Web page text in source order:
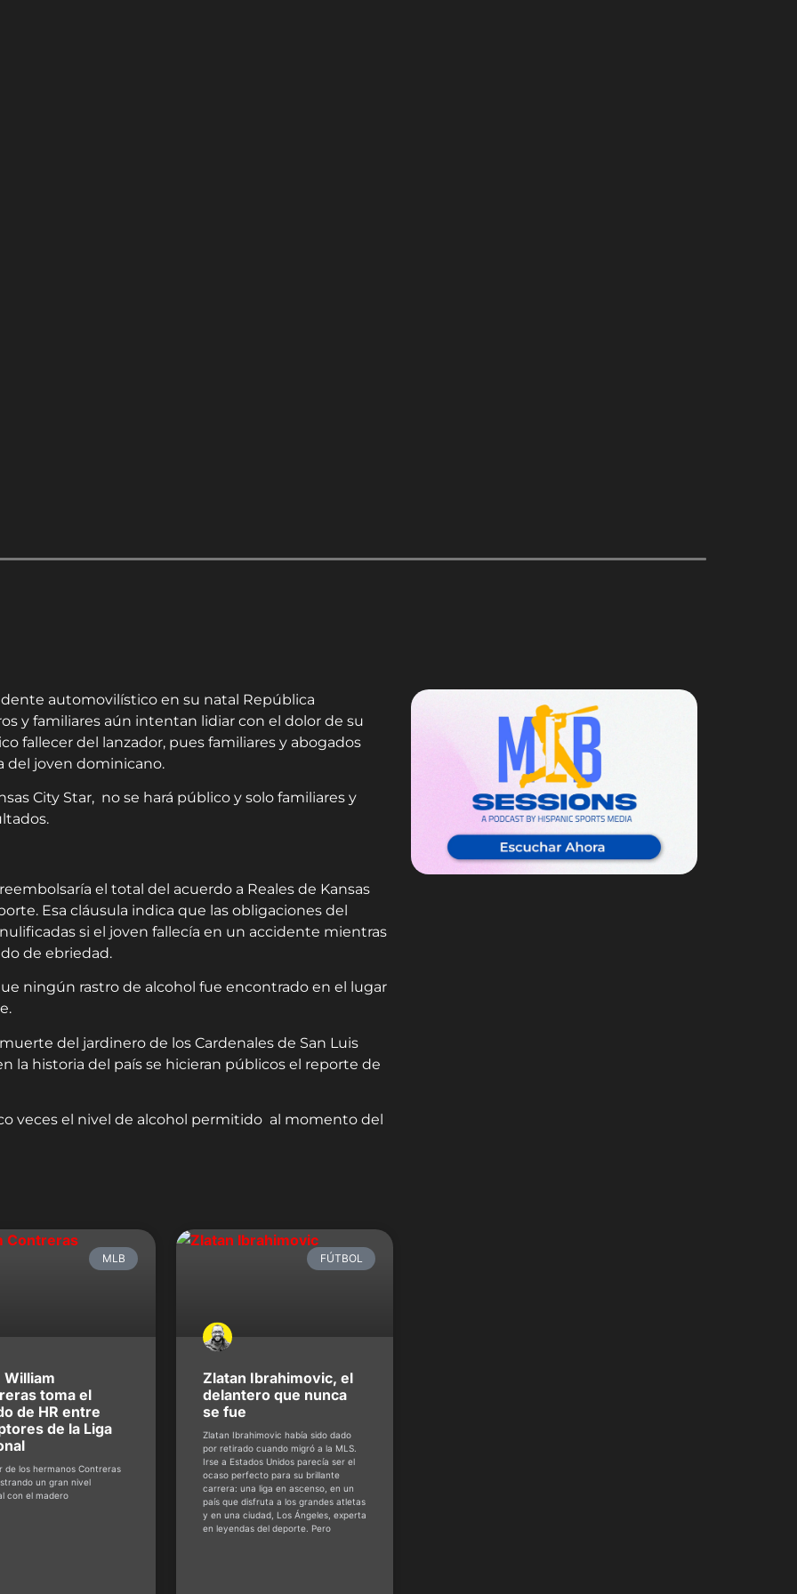
automovilístico en su natal República
y familiares aún intentan lidiar con el dolor de su
fallecer del lanzador, pues familiares y abogados
del joven dominicano.
City Star, no se hará público y solo familiares y
el total del acuerdo a Reales de Kansas
Esa cláusula indica que las obligaciones del
si el joven fallecía en un accidente mientras
de ebriedad.
ningún rastro de alcohol fue encontrado en el lugar
del jardinero de los Cardenales de San Luis
la historia del país se hicieran públicos el reporte de
veces el nivel de alcohol permitido al momento del
MLB
William
toma el
de HR entre
de la Liga
de los hermanos Contreras
un gran nivel
con el madero
FÚTBOL
Zlatan Ibrahimovic, el
delantero que nunca
se fue
Zlatan Ibrahimovic había sido dado
por retirado cuando migró a la MLS.
Irse a Estados Unidos parecía ser el
ocaso perfecto para su brillante
carrera: una liga en ascenso, en un
país que disfruta a los grandes atletas
y en una ciudad, Los Ángeles, experta
en leyendas del deporte. Pero